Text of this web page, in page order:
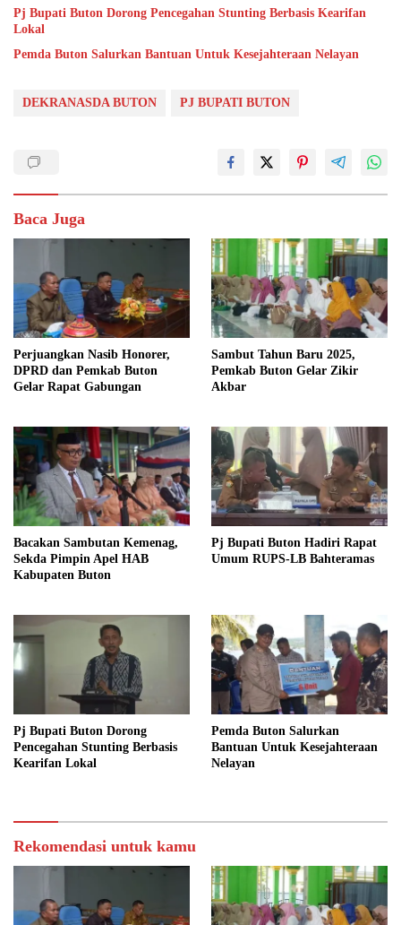
Pj Bupati Buton Dorong Pencegahan Stunting Berbasis Kearifan
Lokal
Pemda Buton Salurkan Bantuan Untuk Kesejahteraan Nelayan
DEKRANASDA BUTON PJ BUPATI BUTON
Baca Juga
Perjuangkan Nasib Honorer,
DPRD dan Pemkab Buton
Gelar Rapat Gabungan
Sambut Tahun Baru 2025,
Pemkab Buton Gelar Zikir
Akbar
Bacakan Sambutan Kemenag,
Sekda Pimpin Apel HAB
Kabupaten Buton
Pj Bupati Buton Hadiri Rapat
Umum RUPS-LB Bahteramas
Pj Bupati Buton Dorong
Pencegahan Stunting Berbasis
Kearifan Lokal
Pemda Buton Salurkan
Bantuan Untuk Kesejahteraan
Nelayan
Rekomendasi untuk kamu